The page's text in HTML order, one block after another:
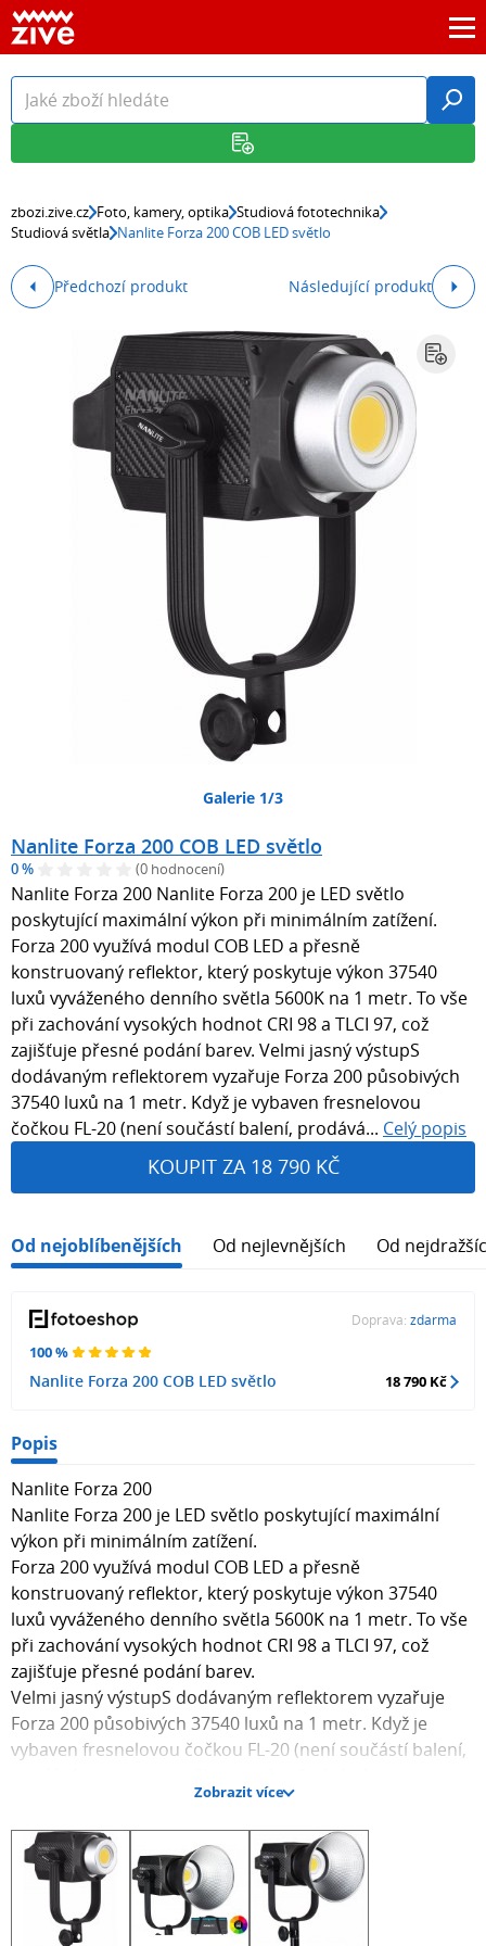
zbozi.zive.cz Foto, kamery, optika Studiová fototechnika
Studiová světla Nanlite Forza 200 COB LED světlo
Předchozí produkt Následující produkt
Galerie 1/3
Nanlite Forza 200 COB LED světlo
0 % (0 hodnocení)
Nanlite Forza 200 Nanlite Forza 200 je LED světlo
poskytující maximální výkon při minimálním zatížení.
Forza 200 využívá modul COB LED a přesně
konstruovaný reflektor, který poskytuje výkon 37540
luxů vyváženého denního světla 5600K na 1 metr. To vše
při zachování vysokých hodnot CRI 98 a TLCI 97, což
zajišťuje přesné podání barev. Velmi jasný výstupS
dodávaným reflektorem vyzařuje Forza 200 působivých
37540 luxů na 1 metr. Když je vybaven fresnelovou
čočkou FL-20 (není součástí balení, prodává... Celý popis
KOUPIT ZA 18 790 KČ
Od nejoblíbenějších Od nejlevnějších Od
100 %
Nanlite Forza 200 COB LED světlo
Doprava: zdarma
18 790 Kč
Popis
Nanlite Forza 200
Nanlite Forza 200 je LED světlo poskytující maximální
výkon při minimálním zatížení.
Forza 200 využívá modul COB LED a přesně
konstruovaný reflektor, který poskytuje výkon 37540
luxů vyváženého denního světla 5600K na 1 metr. To vše
při zachování vysokých hodnot CRI 98 a TLCI 97, což
zajišťuje přesné podání barev.
Velmi jasný výstupS dodávaným reflektorem vyzařuje
Forza 200 působivých 37540 luxů na 1 metr. Když je
vybaven fresnelovou čočkou FL-20 (není součástí balení,
neuvěřitelných 126413 luxů na 1 metr. Navíc s možností
nastavení stmívání od 1% do 100% můžete rychle
přizpůsobit model Forza 200 jakékoli scéně bez potřeby
přidání ND filtrů nebo difuzorů.
Lehký kompaktní designSpolečnost Nanlite šla do
velkých délek, aby udržela malý půdorys světla Nanlite
Zobrazit více